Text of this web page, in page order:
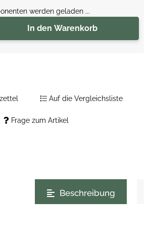
In den Warenkorb
werden geladen ...
Frage zum Artikel
Auf die Vergleichsliste
Beschreibung